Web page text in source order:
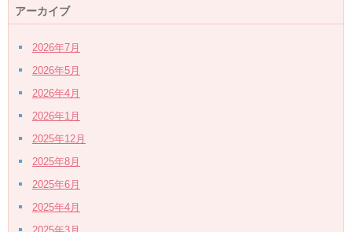
アーカイブ
2026年7月
2026年5月
2026年4月
2026年1月
2025年12月
2025年8月
2025年6月
2025年4月